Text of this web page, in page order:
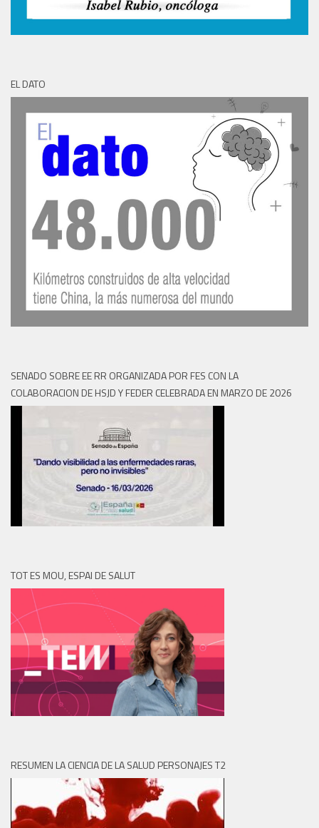
EL DATO
SENADO SOBRE EE RR ORGANIZADA POR FES CON LA
COLABORACION DE HSJD Y FEDER CELEBRADA EN MARZO DE 2026
TOT ES MOU, ESPAI DE SALUT
RESUMEN LA CIENCIA DE LA SALUD PERSONAJES T2